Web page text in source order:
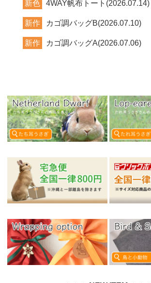
新色 4WAY帆布トート(2026.07.14)
新作 カゴ調バッグB(2026.07.10)
新作 カゴ調バッグA(2026.07.06)